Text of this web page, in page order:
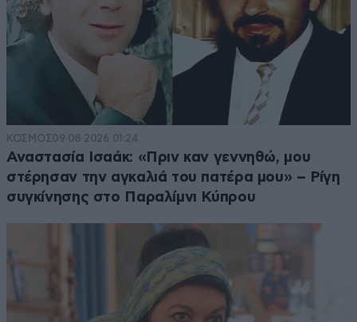
ΚΟΣΜΟΣ09·08·2026 01:24
Αναστασία Ισαάκ: «Πριν καν γεννηθώ, μου
στέρησαν την αγκαλιά του πατέρα μου» – Ρίγη
συγκίνησης στο Παραλίμνι Κύπρου